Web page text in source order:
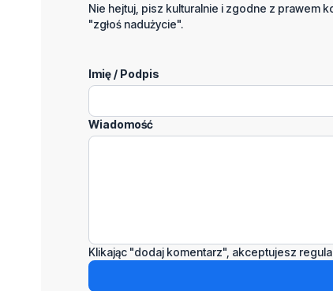
Nie hejtuj, pisz kulturalnie i zgodne z prawem
"zgłoś nadużycie".
Imię / Podpis
Wiadomość
Klikając "dodaj komentarz", akceptujesz